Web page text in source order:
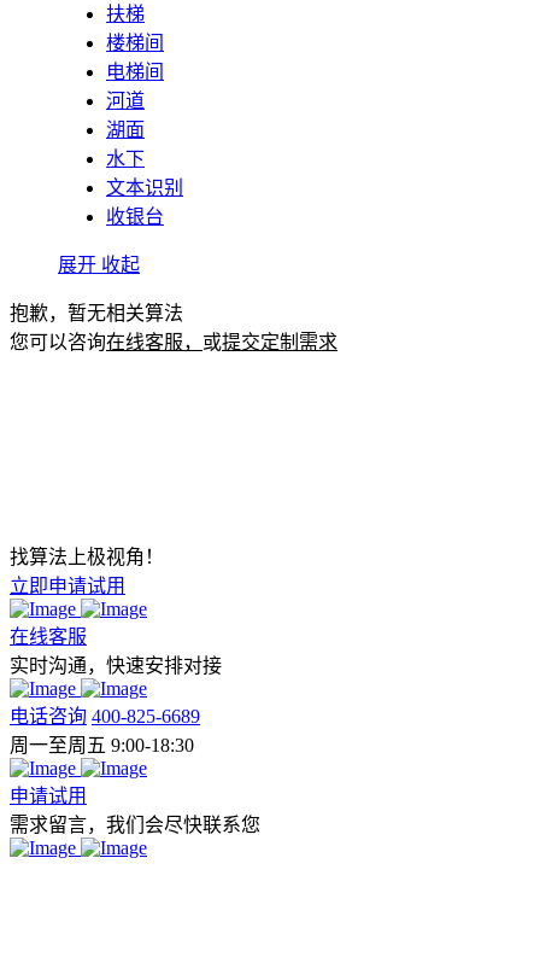
扶梯
楼梯间
电梯间
河道
湖面
水下
文本识别
收银台
展开 收起
抱歉，暂无相关算法
您可以咨询在线客服， 或提交定制需求
找算法上极视角！
立即申请试用
在线客服
实时沟通，快速安排对接
电话咨询 400-825-6689
周一至周五 9:00-18:30
申请试用
需求留言，我们会尽快联系您